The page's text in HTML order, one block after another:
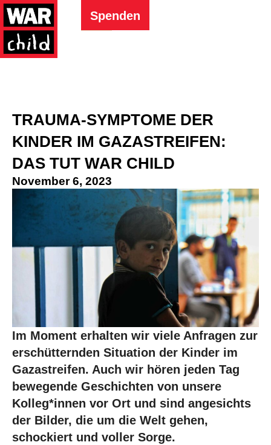
Spenden
TRAUMA-SYMPTOME DER
KINDER IM GAZASTREIFEN:
DAS TUT WAR CHILD
November 6, 2023
Im Moment erhalten wir viele Anfragen zur
erschütternden Situation der Kinder im
Gazastreifen. Auch wir hören jeden Tag
bewegende Geschichten von unsere
Kolleg*innen vor Ort und sind angesichts
der Bilder, die um die Welt gehen,
schockiert und voller Sorge.